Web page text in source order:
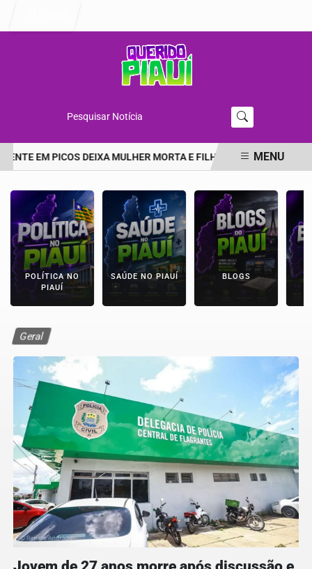
Pesquisar Notícia
EM PICOS DEIXA MULHER MORTA E FILHA EM ESTADO GRAVE
MENU
POLÍTICA NO
PIAUÍ
SAÚDE NO PIAUÍ BLOGS
Geral